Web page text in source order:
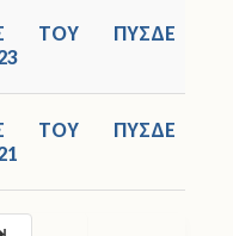
ΤΟΥ ΠΥΣΔΕ
ΤΟΥ ΠΥΣΔΕ